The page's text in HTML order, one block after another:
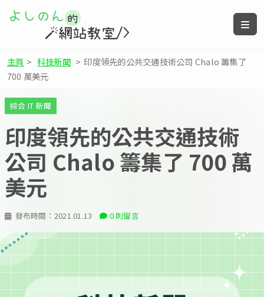
主頁 > 科技新聞 > 印度領先的公共交通技術公司 Chalo 籌集了
700 萬美元
發布時間： 2021.01.13 0 則留言
綜合 IT 新聞
印度領先的公共交通技術
公司 Chalo 籌集了 700 萬
美元